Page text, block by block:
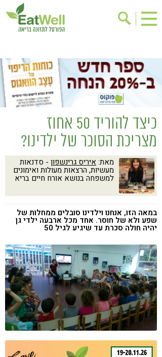
בישול בריא
אינדקס עסקים
ריפוי ומניעת מחלות
בריאות האישה
מתכוני בריאות
אירועים
שינוי תזונתי
גישות בתזונה
דיאטה
ניקוי רעלים
מזונות על
ילדים
תזונה וספורט
רגישות לגלוטן
טעים להכיר
כיצד להוריד 50 אחוז
מצריכת הסוכר של ילדינו?
מאת: איריס גרינשפון - סדנאות
מעשיות, הרצאות מעולות ואימונים
למשפחה בנושא אורח חיים בריא
במאה הזו, אנחנו וילדינו סובלים ממחלות של
שפע ולא של חוסר. אחד מכל ארבעה ילדי גן
יהיה חולה סכרת עד שיגיע לגיל 50